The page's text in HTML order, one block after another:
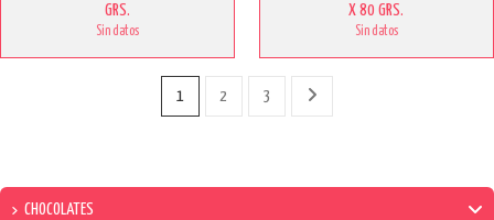
GRS.
Sin datos
X 80 GRS.
Sin datos
1 2 3
CHOCOLATES